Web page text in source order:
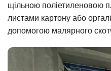
щільною поліетиленовою
листами картону або
допомогою малярного